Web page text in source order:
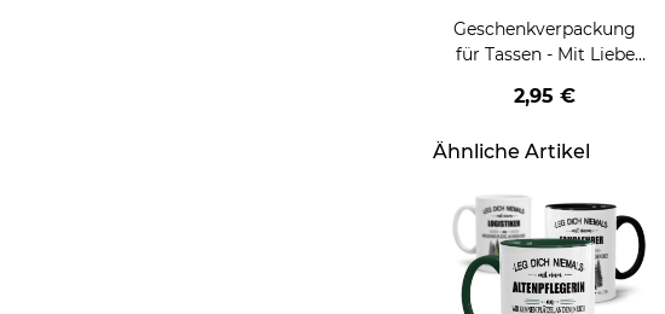
Geschenkverpackung
für Tassen - Mit Liebe
2,95 €
Ähnliche Artikel